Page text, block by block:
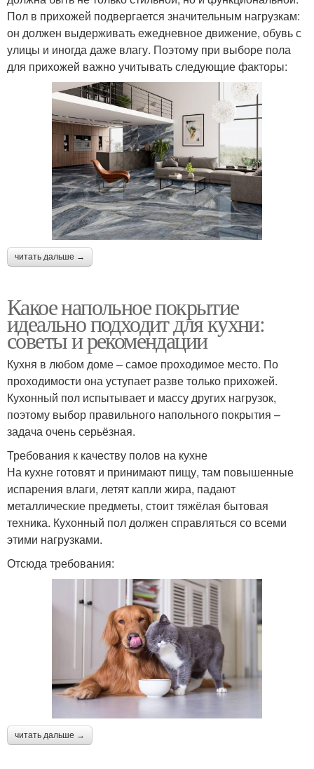
Пол в прихожей подвергается значительным нагрузкам:
он должен выдерживать ежедневное движение, обувь с
улицы и иногда даже влагу. Поэтому при выборе пола
для прихожей важно учитывать следующие факторы:
читать дальше →
Какое напольное покрытие
идеально подходит для кухни:
советы и рекомендации
Кухня в любом доме – самое проходимое место. По
проходимости она уступает разве только прихожей.
Кухонный пол испытывает и массу других нагрузок,
поэтому выбор правильного напольного покрытия –
задача очень серьёзная.
Требования к качеству полов на кухне
На кухне готовят и принимают пищу, там повышенные
испарения влаги, летят капли жира, падают
металлические предметы, стоит тяжёлая бытовая
техника. Кухонный пол должен справляться со всеми
этими нагрузками.
Отсюда требования:
читать дальше →